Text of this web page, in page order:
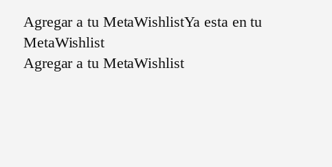
Agregar a tu MetaWishlistYa esta en tu
MetaWishlist
Agregar a tu MetaWishlist